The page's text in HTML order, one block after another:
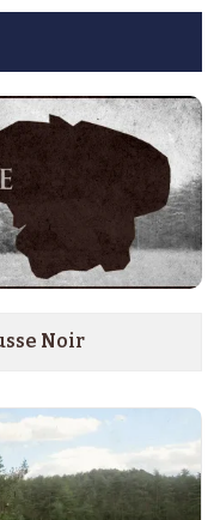
Noir